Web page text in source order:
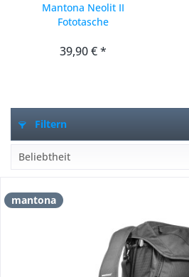
Mantona Neolit II
Fototasche
39,90 € *
Filtern
mantona